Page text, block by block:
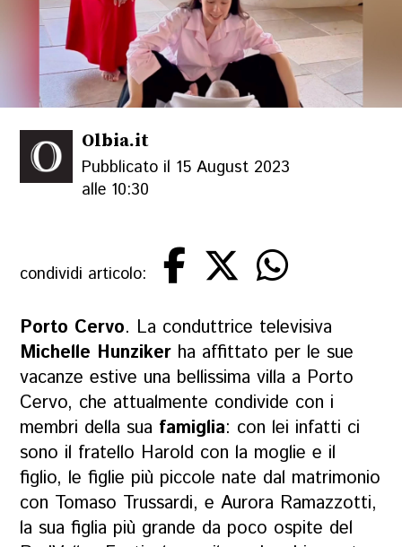
Olbia.it
Pubblicato il 15 August 2023
alle 10:30
condividi articolo:
Porto Cervo. La conduttrice televisiva
Michelle Hunziker ha affittato per le sue
vacanze estive una bellissima villa a Porto
Cervo, che attualmente condivide con i
membri della sua famiglia: con lei infatti ci
sono il fratello Harold con la moglie e il
figlio, le figlie più piccole nate dal matrimonio
con Tomaso Trussardi, e Aurora Ramazzotti,
la sua figlia più grande da poco ospite del